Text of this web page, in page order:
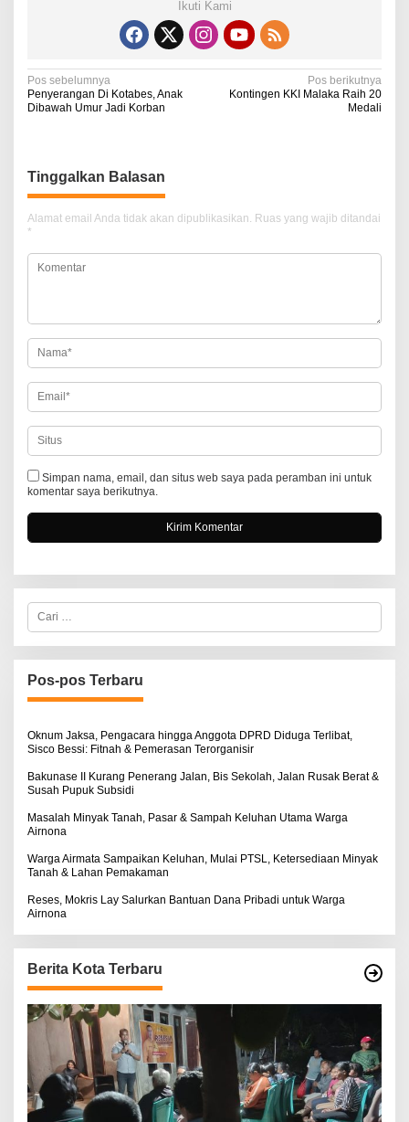
Ikuti Kami
N
a
g
a
s
o
s
Pos sebelumnya
Penyerangan Di Kotabes, Anak
Dibawah Umur Jadi Korban
Pos berikutnya
Kontingen KKI Malaka Raih 20
Medali
Tinggalkan Balasan
Alamat email Anda tidak akan dipublikasikan. Ruas yang wajib ditandai
*
Simpan nama, email, dan situs web saya pada peramban ini untuk
komentar saya berikutnya.
C
r
i
u
n
u
:
Pos-pos Terbaru
Oknum Jaksa, Pengacara hingga Anggota DPRD Diduga Terlibat,
Sisco Bessi: Fitnah & Pemerasan Terorganisir
Bakunase II Kurang Penerang Jalan, Bis Sekolah, Jalan Rusak Berat &
Susah Pupuk Subsidi
Masalah Minyak Tanah, Pasar & Sampah Keluhan Utama Warga
Airnona
Warga Airmata Sampaikan Keluhan, Mulai PTSL, Ketersediaan Minyak
Tanah & Lahan Pemakaman
Reses, Mokris Lay Salurkan Bantuan Dana Pribadi untuk Warga
Airnona
Berita Kota Terbaru